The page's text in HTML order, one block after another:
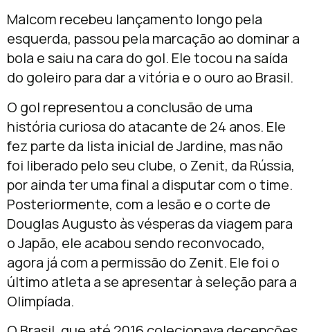
Malcom recebeu lançamento longo pela
esquerda, passou pela marcação ao dominar a
bola e saiu na cara do gol. Ele tocou na saída
do goleiro para dar a vitória e o ouro ao Brasil.
O gol representou a conclusão de uma
história curiosa do atacante de 24 anos. Ele
fez parte da lista inicial de Jardine, mas não
foi liberado pelo seu clube, o Zenit, da Rússia,
por ainda ter uma final a disputar com o time.
Posteriormente, com a lesão e o corte de
Douglas Augusto às vésperas da viagem para
o Japão, ele acabou sendo reconvocado,
agora já com a permissão do Zenit. Ele foi o
último atleta a se apresentar à seleção para a
Olimpíada.